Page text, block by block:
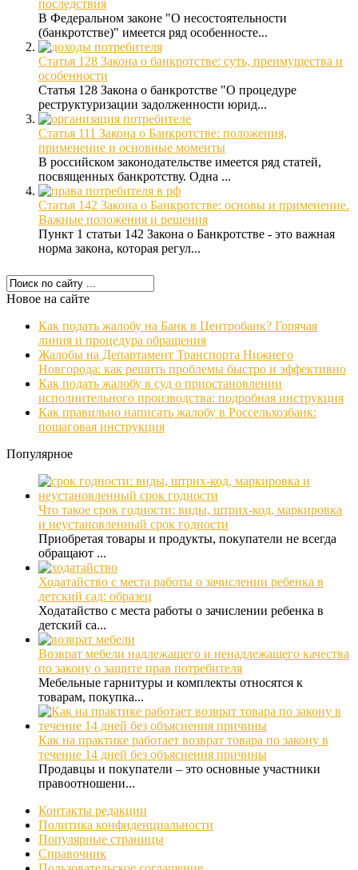
последствия
В Федеральном законе "О несостоятельности
(банкротстве)" имеется ряд особенносте...
Статья 128 Закона о банкротстве: суть, преимущества и
особенности
Статья 128 Закона о банкротстве "О процедуре
реструктуризации задолженности юрид...
Статья 111 Закона о Банкротстве: положения,
применение и основные моменты
В российском законодательстве имеется ряд статей,
посвященных банкротству. Одна ...
Статья 142 Закона о Банкротстве: основы и применение.
Важные положения и решения
Пункт 1 статьи 142 Закона о Банкротстве - это важная
норма закона, которая регул...
Новое на сайте
Как подать жалобу на Банк в Центробанк? Горячая
линия и процедура обращения
Жалобы на Департамент Транспорта Нижнего
Новгорода: как решить проблемы быстро и эффективно
Как подать жалобу в суд о приостановлении
исполнительного производства: подробная инструкция
Как правильно написать жалобу в Россельхозбанк:
пошаговая инструкция
Популярное
Что такое срок годности: виды, штрих-код, маркировка
и неустановленный срок годности
Приобретая товары и продукты, покупатели не всегда
обращают ...
Ходатайство с места работы о зачислении ребенка в
детский сад: образец
Ходатайство с места работы о зачислении ребенка в
детский са...
Возврат мебели надлежащего и ненадлежащего качества
по закону о защите прав потребителя
Мебельные гарнитуры и комплекты относятся к
товарам, покупка...
Как на практике работает возврат товара по закону в
течение 14 дней без объяснения причины
Продавцы и покупатели – это основные участники
правоотношени...
Контакты редакции
Политика конфиденциальности
Популярные страницы
Справочник